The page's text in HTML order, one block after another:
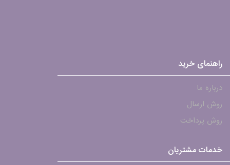
راهنمای خرید
درباره ما
روش ارسال
روش پرداخت
خدمات مشتریان